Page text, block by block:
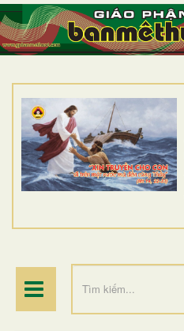
TRANG NHẤT
GIỚI THIỆU
DÒNG TU
BAN MỤC VỤ
ĐOÀN THỂ CG
ĐIỂM HÀNH HƯƠNG